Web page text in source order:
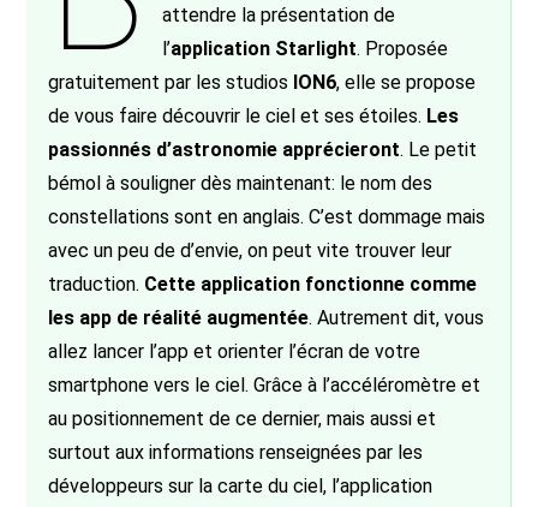
attendre la présentation de
l’application Starlight. Proposée
gratuitement par les studios ION6, elle se propose
de vous faire découvrir le ciel et ses étoiles. Les
passionnés d’astronomie apprécieront. Le petit
bémol à souligner dès maintenant: le nom des
constellations sont en anglais. C’est dommage mais
avec un peu de d’envie, on peut vite trouver leur
traduction. Cette application fonctionne comme
les app de réalité augmentée. Autrement dit, vous
allez lancer l’app et orienter l’écran de votre
smartphone vers le ciel. Grâce à l’accéléromètre et
au positionnement de ce dernier, mais aussi et
surtout aux informations renseignées par les
développeurs sur la carte du ciel, l’application